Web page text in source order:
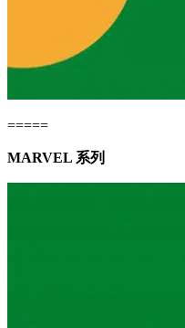
=====
MARVEL 系列